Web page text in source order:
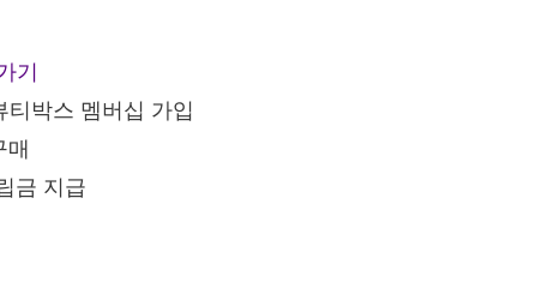
기
박스 멤버십 가입
매
금 지급